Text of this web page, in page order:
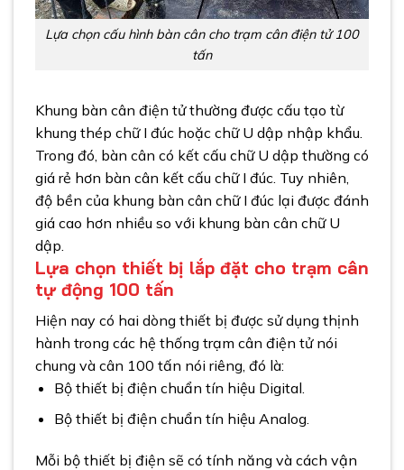
Lựa chọn cấu hình bàn cân cho trạm cân điện tử 100
tấn
Khung bàn cân điện tử thường được cấu tạo từ
khung thép chữ I đúc hoặc chữ U dập nhập khẩu.
Trong đó, bàn cân có kết cấu chữ U dập thường có
giá rẻ hơn bàn cân kết cấu chữ I đúc. Tuy nhiên,
độ bền của khung bàn cân chữ I đúc lại được đánh
giá cao hơn nhiều so với khung bàn cân chữ U
dập.
Lựa chọn thiết bị lắp đặt cho trạm cân
tự động 100 tấn
Hiện nay có hai dòng thiết bị được sử dụng thịnh
hành trong các hệ thống trạm cân điện tử nói
chung và cân 100 tấn nói riêng, đó là:
Bộ thiết bị điện chuẩn tín hiệu Digital.
Bộ thiết bị điện chuẩn tín hiệu Analog.
Mỗi bộ thiết bị điện sẽ có tính năng và cách vận